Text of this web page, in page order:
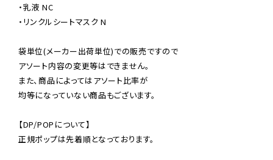
・乳液 NC
・リンクルシートマスク N
袋単位(メーカー出荷単位)での販売ですので
アソート内容の変更等はできません。
また、商品によってはアソート比率が
均等になっていない商品もございます。
【DP/POPについて】
正規ポップは先着順となっております。